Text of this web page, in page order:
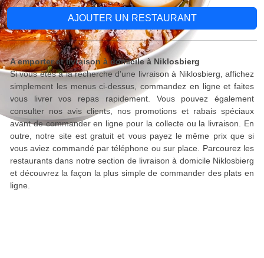
AJOUTER UN RESTAURANT
A emporter et livraison à domicile à Niklosbierg
Si vous êtes à la recherche d'une livraison à Niklosbierg, affichez
simplement les menus ci-dessus, commandez en ligne et faites
vous livrer vos repas rapidement. Vous pouvez également
consulter nos avis clients, nos promotions et rabais spéciaux
avant de commander en ligne pour la collecte ou la livraison. En
outre, notre site est gratuit et vous payez le même prix que si
vous aviez commandé par téléphone ou sur place. Parcourez les
restaurants dans notre section de livraison à domicile Niklosbierg
et découvrez la façon la plus simple de commander des plats en
ligne.